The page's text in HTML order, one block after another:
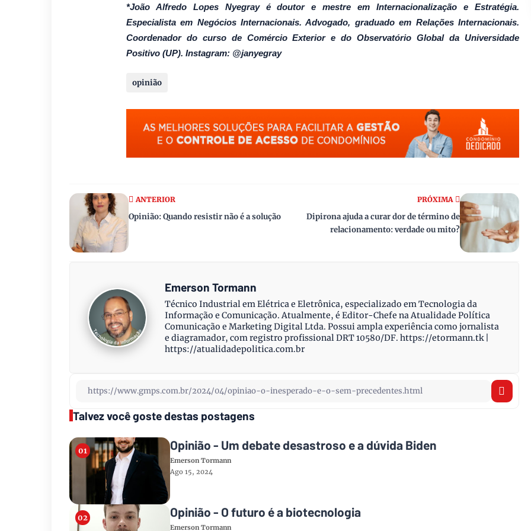
*João Alfredo Lopes Nyegray é doutor e mestre em Internacionalização e Estratégia.
Especialista em Negócios Internacionais. Advogado, graduado em Relações Internacionais.
Coordenador do curso de Comércio Exterior e do Observatório Global da Universidade
Positivo (UP). Instagram: @janyegray
opinião
PRÓXIMA
Dipirona ajuda a curar dor de término de
relacionamento: verdade ou mito?
ANTERIOR
Opinião: Quando resistir não é a solução
Emerson Tormann
Técnico Industrial em Elétrica e Eletrônica, especializado em Tecnologia da
Informação e Comunicação. Atualmente, é Editor-Chefe na Atualidade Política
Comunicação e Marketing Digital Ltda. Possui ampla experiência como jornalista
e diagramador, com registro profissional DRT 10580/DF. https://etormann.tk |
https://atualidadepolitica.com.br
Talvez você goste destas postagens
Opinião - Um debate desastroso e a dúvida Biden
Emerson Tormann
Ago 15, 2024
Opinião - O futuro é a biotecnologia
Emerson Tormann